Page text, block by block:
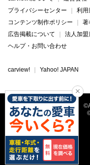
プライバシーセンター
利用
コンテンツ制作ポリシー
著
広告掲載について
法人加盟
ヘルプ・お問い合わせ
carview! Yahoo! JAPAN